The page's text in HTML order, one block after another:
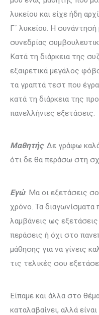
λυκείου και είχε ήδη
Γ´ λυκείου. Η
συνεδρίας
Κατά τη διάρκεια της
εξαιρετικά μεγάλος
τα γραπτά τεστ που
κατά τη διάρκεια της
πανελλήνιες εξετάσεις.
Μαθητής: Δε γράφω
ότι δε θα περάσω στη
Εγώ: Μα οι εξετάσεις
χρόνο. Τα διαγωνίσματα
λαμβάνεις ως
περάσεις ή όχι στο
μάθησης για να γίνεις
τις τελικές σου
Είπαμε και άλλα στο
καταλαβαίνει, αλλά